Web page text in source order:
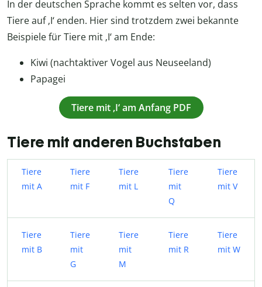
In der deutschen Sprache kommt es selten vor, dass
Tiere auf ‚I‘ enden. Hier sind trotzdem zwei bekannte
Beispiele für Tiere mit ‚I‘ am Ende:
Kiwi (nachtaktiver Vogel aus Neuseeland)
Papagei
Tiere mit ‚I‘ am Anfang PDF
Tiere mit anderen Buchstaben
Tiere
mit A
Tiere
mit F
Tiere
mit L
Tiere
mit
Q
Tiere
mit V
Tiere
mit B
Tiere
mit
G
Tiere
mit
M
Tiere
mit R
Tiere
mit W